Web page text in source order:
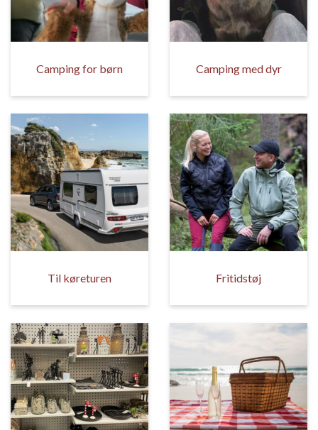
Camping for børn Camping med dyr
Til køreturen Fritidstøj